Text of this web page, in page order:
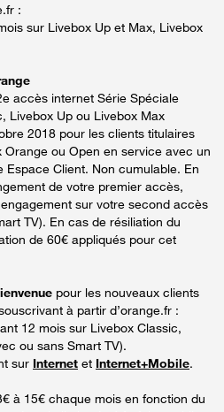
:
sur Livebox Up et Max, Livebox
accès internet Série Spéciale
Livebox Up ou Livebox Max
2018 pour les clients titulaires
Orange ou Open en service avec un
Client. Non cumulable. En
de votre premier accès,
sur votre second accès
TV). En cas de résiliation du
de 60€ appliqués pour cet
pour les nouveaux clients
à partir d’orange.fr :
12 mois sur Livebox Classic,
ou sans Smart TV).
sur Internet et Internet+Mobile.
à 15€ chaque mois en fonction du